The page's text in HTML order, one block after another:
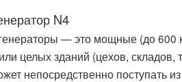
N4
— это мощные (до 600
целых зданий (цехов, складов,
непосредственно поступать